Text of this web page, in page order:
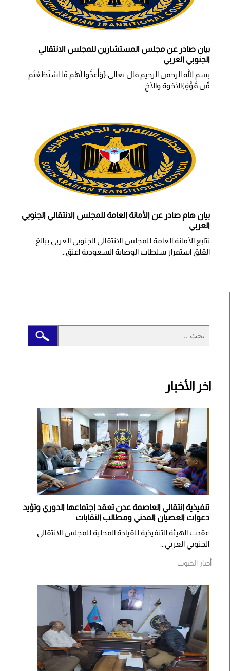
بيان صادر عن مجلس المستشارين للمجلس الانتقالي
الجنوبي العربي
بسم الله الرحمن الرحيم قال تعالى:{وَأَعِدُّوا لَهُم مَّا اسْتَطَعْتُم
مِّن قُوَّةٍ}الأخوة والأخ...
بيان هام صادر عن الأمانة العامة للمجلس الانتقالي الجنوبي
العربي
تتابع الأمانة العامة للمجلس الانتقالي الجنوبي العربي ببالغ
القلق استمرار سلطات الوصاية السعودية اعتق...
اخر الأخبار
تنفيذية انتقالي العاصمة عدن تعقد اجتماعها الدوري وتؤيد
دعوات العصيان المدني ومطالب النقابات
​عقدت الهيئة التنفيذية للقيادة المحلية للمجلس الانتقالي
الجنوبي العربي...
أخبار الجنوب